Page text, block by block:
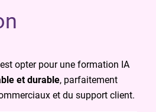
opter pour une formation IA
et durable, parfaitement
et du support client.